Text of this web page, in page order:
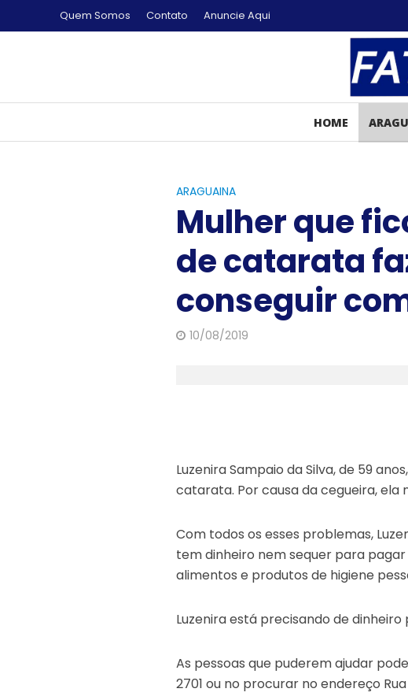
Quem Somos Contato Anuncie Aqui
HOME
ARAGUAINA
Mulher que
de catarata
conseguir
10/08/2019
Luzenira Sampaio da Silva, de 59
catarata. Por causa da cegueira, ela
Com todos os esses problemas,
tem dinheiro nem sequer para
alimentos e produtos de higiene
Luzenira está precisando de
As pessoas que puderem ajudar
2701 ou no procurar no endereço